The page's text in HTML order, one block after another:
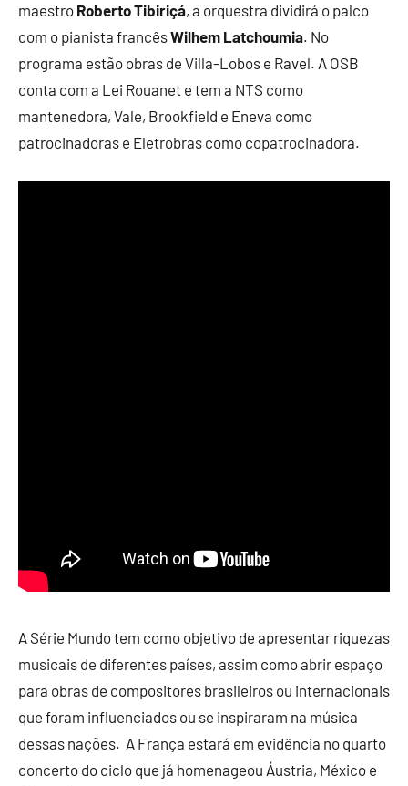
maestro Roberto Tibiriçá, a orquestra dividirá o palco
com o pianista francêsWilhem Latchoumia. No
programa estão obras de Villa-Lobos e Ravel. A OSB
conta com a Lei Rouanet e tem a NTS como
mantenedora, Vale, Brookfield e Eneva como
patrocinadoras e Eletrobras como copatrocinadora.
A Série Mundo tem como objetivo de apresentar riquezas
musicais de diferentes países, assim como abrir espaço
para obras de compositores brasileiros ou internacionais
que foram influenciados ou se inspiraram na música
dessas nações. A França estará em evidência no quarto
concerto do ciclo que já homenageou Áustria, México e